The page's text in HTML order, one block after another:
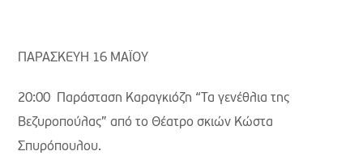
ΠΑΡΑΣΚΕΥΗ 16 ΜΑΪΟΥ
20:00 Παράσταση Καραγκιόζη “Τα γενέθλια της
Βεζυροπούλας” από το Θέατρο σκιών Κώστα
Σπυρόπουλου.